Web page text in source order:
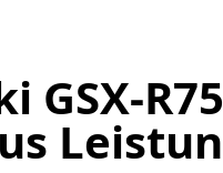
GSX-